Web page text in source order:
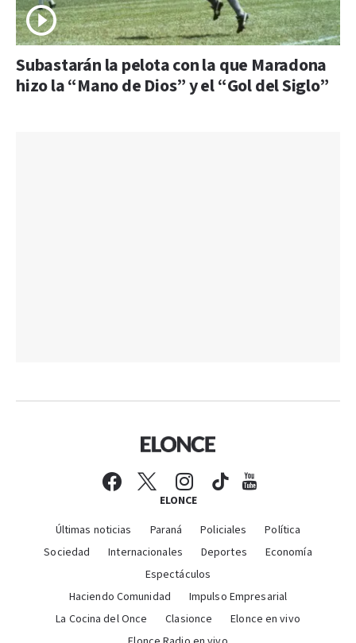
Subastarán la pelota con la que Maradona
hizo la “Mano de Dios” y el “Gol del Siglo”
ELONCE
Últimas noticias Paraná Policiales
Política
Sociedad
Internacionales Deportes
Economía
Espectáculos
Haciendo Comunidad
Impulso Empresarial
La Cocina del Once
Clasionce
Elonce en vivo